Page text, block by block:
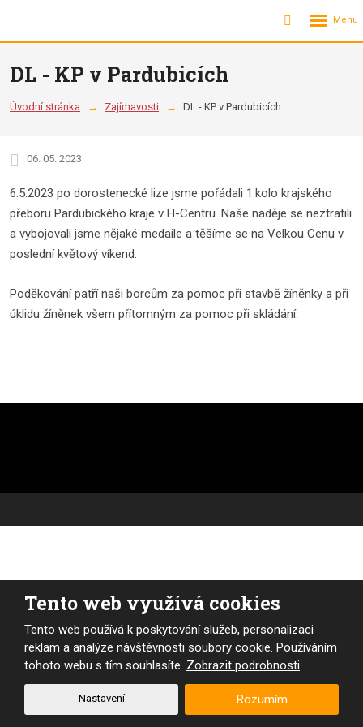
Vyhledávání
Rozbalení
menu
DL - KP v Pardubicích
Úvodní stránka Zajímavosti DL - KP v Pardubicích
06. 05. 2023
6.5.2023 po dorostenecké lize jsme pořádali 1.kolo krajského
přeboru Pardubického kraje v H-Centru. Naše naděje se neztratili
a vybojovali jsme nějaké medaile a těšíme se na Velkou Cenu v
poslední květový víkend.
Poděkování patří naši borcům za pomoc při stavbě žíněnky a při
úklidu žíněnek všem přítomným za pomoc při skládání.
Tento web využívá cookies
Tento web používá k poskytování služeb, personalizaci
reklam a analýze návštěvnosti soubory cookie. Používáním
tohoto webu s tím souhlasíte. Zobrazit podrobnosti
Nastavení Rozumím